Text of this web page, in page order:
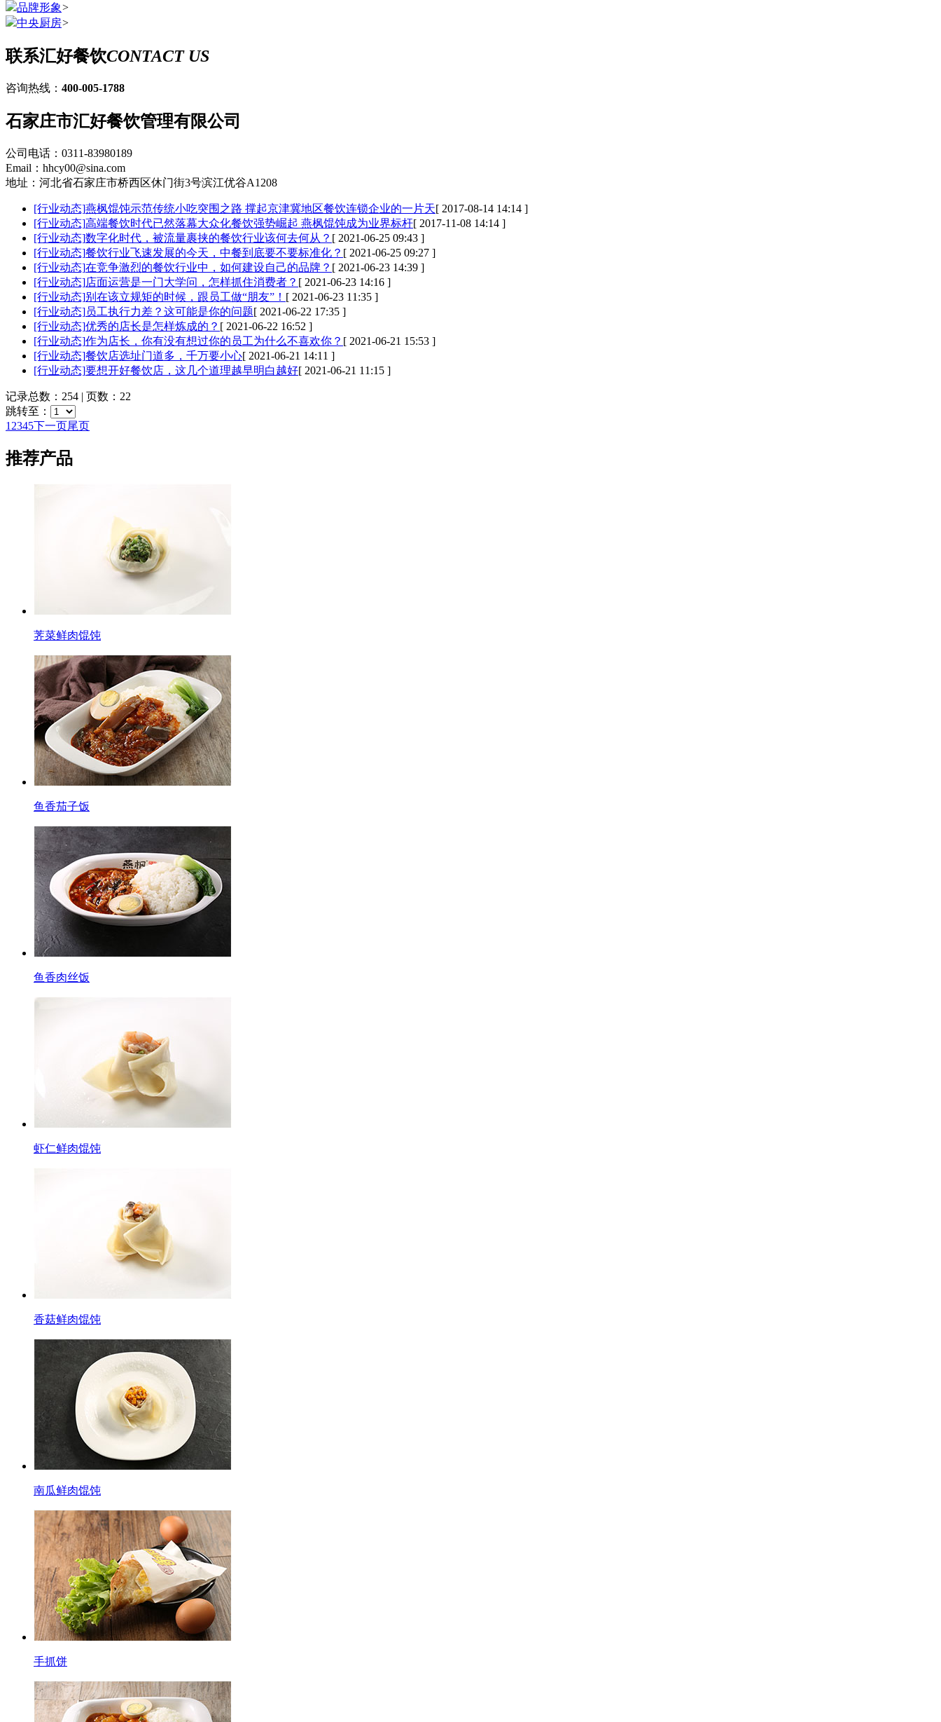
品牌形象>
中央厨房>
联系汇好餐饮CONTACT US
咨询热线： 400-005-1788
石家庄市汇好餐饮管理有限公司
公司电话：0311-83980189
Email：hhcy00@sina.com
地址：河北省石家庄市桥西区休门街3号滨江优谷A1208
[行业动态]燕枫馄饨示范传统小吃突围之路 撑起京津冀地区餐饮连锁企业的一片天[ 2017-08-14 14:14 ]
[行业动态]高端餐饮时代已然落幕大众化餐饮强势崛起 燕枫馄饨成为业界标杆[ 2017-11-08 14:14 ]
[行业动态]数字化时代，被流量裹挟的餐饮行业该何去何从？ [ 2021-06-25 09:43 ]
[行业动态]餐饮行业飞速发展的今天，中餐到底要不要标准化？ [ 2021-06-25 09:27 ]
[行业动态]在竞争激烈的餐饮行业中，如何建设自己的品牌？ [ 2021-06-23 14:39 ]
[行业动态]店面运营是一门大学问，怎样抓住消费者？ [ 2021-06-23 14:16 ]
[行业动态]别在该立规矩的时候，跟员工做“朋友”！ [ 2021-06-23 11:35 ]
[行业动态]员工执行力差？这可能是你的问题[ 2021-06-22 17:35 ]
[行业动态]优秀的店长是怎样炼成的？ [ 2021-06-22 16:52 ]
[行业动态]作为店长，你有没有想过你的员工为什么不喜欢你？ [ 2021-06-21 15:53 ]
[行业动态]餐饮店选址门道多，千万要小心[ 2021-06-21 14:11 ]
[行业动态]要想开好餐饮店，这几个道理越早明白越好[ 2021-06-21 11:15 ]
记录总数：254 | 页数：22
跳转至：
1 2345下一页尾页
推荐产品
荠菜鲜肉馄饨
鱼香茄子饭
鱼香肉丝饭
虾仁鲜肉馄饨
香菇鲜肉馄饨
南瓜鲜肉馄饨
手抓饼